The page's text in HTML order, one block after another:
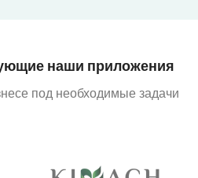
наши приложения
под необходимые задачи